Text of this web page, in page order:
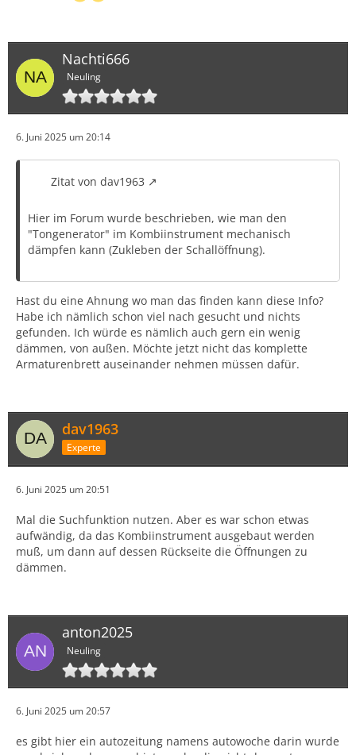
Nachti666
Neuling
6. Juni 2025 um 20:14
Zitat von dav1963
Hier im Forum wurde beschrieben, wie man den
"Tongenerator" im Kombiinstrument mechanisch
dämpfen kann (Zukleben der Schallöffnung).
Hast du eine Ahnung wo man das finden kann diese Info?
Habe ich nämlich schon viel nach gesucht und nichts
gefunden. Ich würde es nämlich auch gern ein wenig
dämmen, von außen. Möchte jetzt nicht das komplette
Armaturenbrett auseinander nehmen müssen dafür.
dav1963
Experte
6. Juni 2025 um 20:51
Mal die Suchfunktion nutzen. Aber es war schon etwas
aufwändig, da das Kombiinstrument ausgebaut werden
muß, um dann auf dessen Rückseite die Öffnungen zu
dämmen.
anton2025
Neuling
6. Juni 2025 um 20:57
es gibt hier ein autozeitung namens autowoche darin wurde